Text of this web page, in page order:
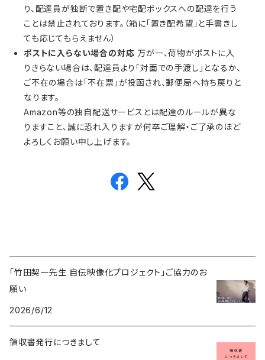
り、配達員が独断で置き配や宅配ボックスへの配達を行う
ことは禁止されております。（箱に「置き配希望」と手書きし
ても応じてもらえません）
ポストに入らない場合の対応 万が一、荷物がポストに入
りきらない場合は、配達員より「対面での手渡し」となるか、
ご不在の場合は「不在票」が投函され、郵便局へ持ち戻りと
なります。
Amazon等の独自配送サービスとは配達のルールが異な
りますこと、誠に恐れ入りますが何卒ご理解・ご了承のほど
よろしくお願い申し上げます。
「竹田契一先生 自伝映像化プロジェクト」ご協力のお
願い
2026/6/12
領収書発行につきまして